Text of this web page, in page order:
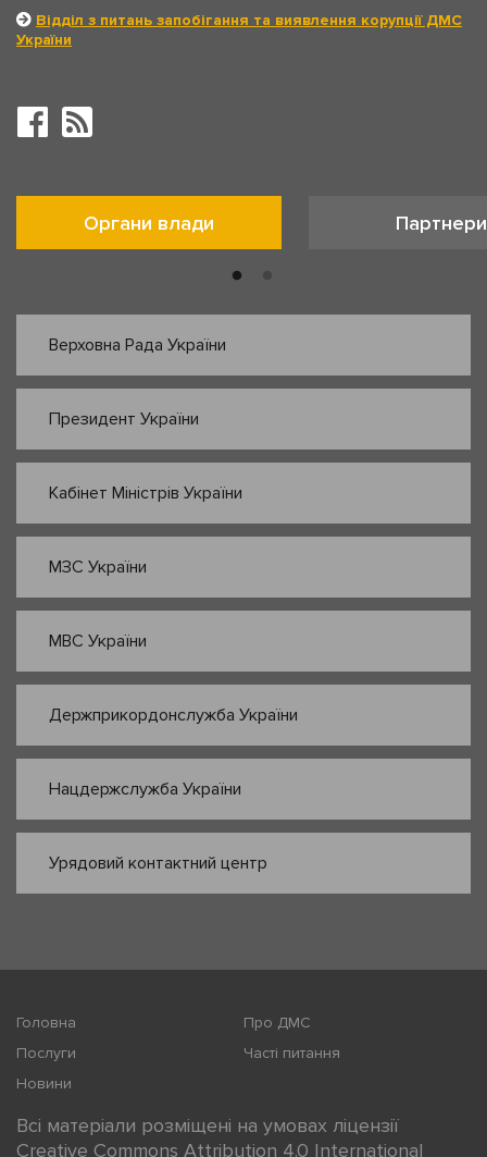
Відділ з питань запобігання та виявлення корупції ДМС
України
Органи влади Партнери
Верховна Рада України
Президент України
Кабінет Міністрів України
МЗС України
МВС України
Держприкордонслужба України
Нацдержслужба України
Урядовий контактний центр
Головна
Про ДМС
Послуги
Часті питання
Новини
Всі матеріали розміщені на умовах ліцензії
Creative Commons Attribution 4.0 International